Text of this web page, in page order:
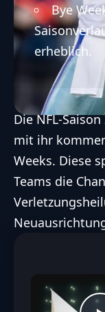
Bye
erheblich.
DieNFL-
mit ihr
Weeks. Diese
Teams die